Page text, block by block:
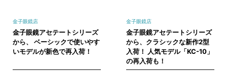
金子眼鏡店
金子眼鏡アセテートシリーズ
から、 ベーシックで使いやす
いモデルが新色で再入荷！
金子眼鏡店
金子眼鏡アセテートシリーズ
から、クラシックな新作2型
入荷！ 人気モデル「KC-10」
の再入荷も！